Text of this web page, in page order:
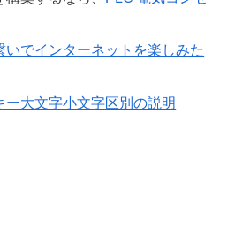
いでインターネットを楽しみた
大文字小文字区別の説明